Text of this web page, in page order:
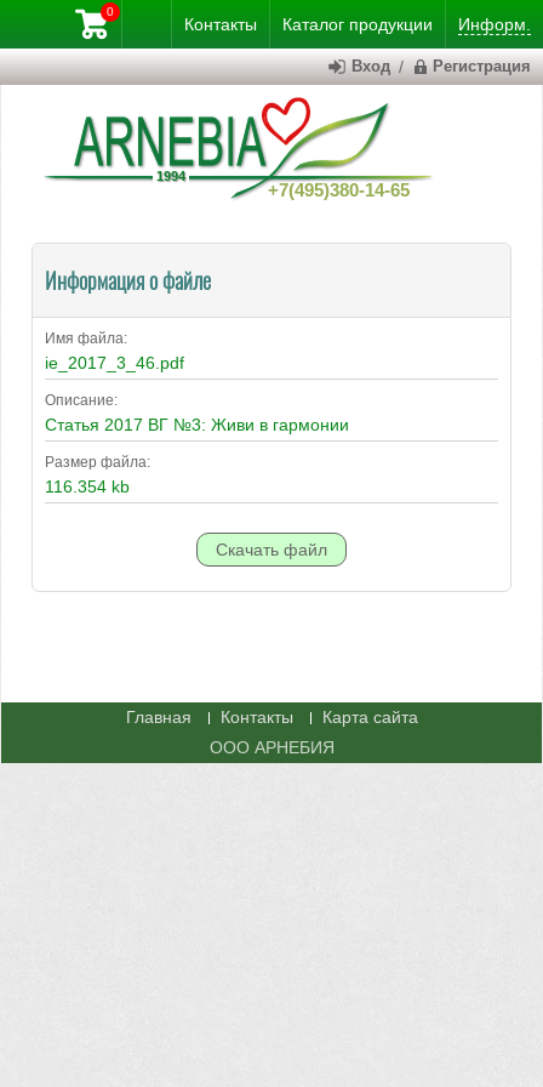
Контакты Каталог продукции Информ.
+7(495)380-14-65
0
Вход / Регистрация
Информация о файле
Имя файла:
ie_2017_3_46.pdf
Описание:
Статья 2017 ВГ №3: Живи в гармонии
Размер файла:
116.354 kb
Главная Контакты
Карта сайта
ООО АРНЕБИЯ